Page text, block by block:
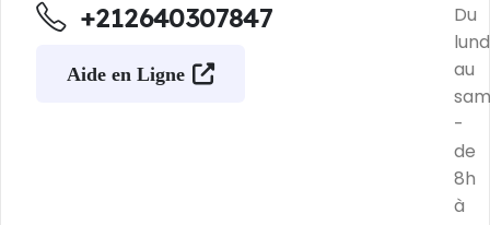
+212640307847
Aide en Ligne
Du
au
-
de
8h
à